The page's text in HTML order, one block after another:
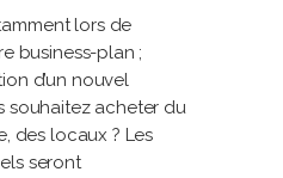
lors de
business-plan ;
d’un nouvel
souhaitez acheter du
des locaux ? Les
seront